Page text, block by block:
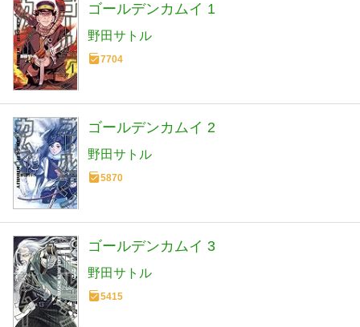
ゴールデンカムイ 1
野田サトル
7704
ゴールデンカムイ 2
野田サトル
5870
ゴールデンカムイ 3
野田サトル
5415